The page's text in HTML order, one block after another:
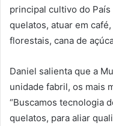
principal cultivo do País
quelatos, atuar em
florestais, cana de
Daniel salienta que a
unidade fabril, os mais
“Buscamos tecnologia
quelatos, para aliar